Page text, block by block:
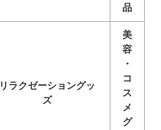
品
リラクゼーショングッ
ズ
美
容
・
コ
ス
メ
グ